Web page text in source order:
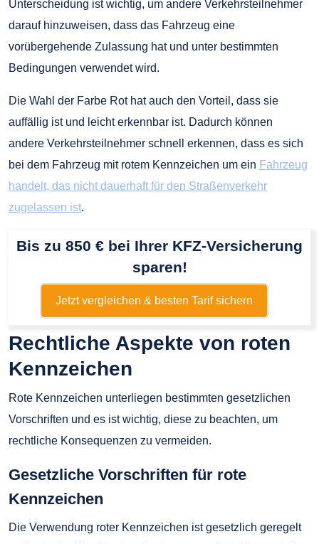
Unterscheidung ist wichtig, um andere Verkehrsteilnehmer
darauf hinzuweisen, dass das Fahrzeug eine
vorübergehende Zulassung hat und unter bestimmten
Bedingungen verwendet wird.
Die Wahl der Farbe Rot hat auch den Vorteil, dass sie
auffällig ist und leicht erkennbar ist. Dadurch können
andere Verkehrsteilnehmer schnell erkennen, dass es sich
bei dem Fahrzeug mit rotem Kennzeichen um ein Fahrzeug
handelt, das nicht dauerhaft für den Straßenverkehr
zugelassen ist.
Bis zu 850 € bei Ihrer KFZ-Versicherung
sparen!
Jetzt vergleichen & besten Tarif sichern
Rechtliche Aspekte von roten
Kennzeichen
Rote Kennzeichen unterliegen bestimmten gesetzlichen
Vorschriften und es ist wichtig, diese zu beachten, um
rechtliche Konsequenzen zu vermeiden.
Gesetzliche Vorschriften für rote
Kennzeichen
Die Verwendung roter Kennzeichen ist gesetzlich geregelt